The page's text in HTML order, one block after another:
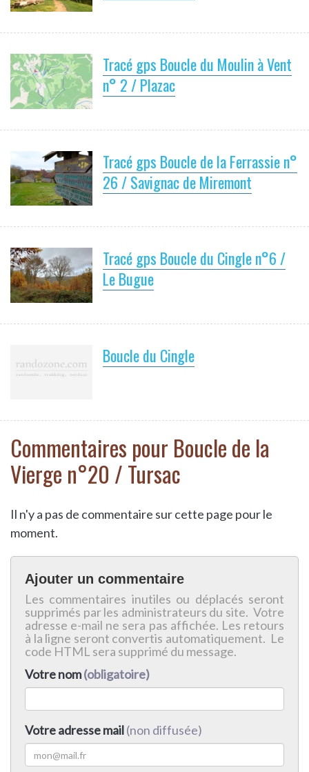
Tracé gps Boucle du Moulin à Vent
n° 2 / Plazac
Tracé gps Boucle de la Ferrassie n°
26 / Savignac de Miremont
Tracé gps Boucle du Cingle n°6 /
Le Bugue
Boucle du Cingle
Commentaires pour Boucle de la
Vierge n°20 / Tursac
Il n'y a pas de commentaire sur cette page pour le
moment.
Ajouter un commentaire
Les commentaires inutiles ou déplacés seront
supprimés par les administrateurs du site. Votre
adresse e-mail ne sera pas affichée. Les retours
à la ligne seront convertis automatiquement. Le
code HTML sera supprimé du message.
Votre nom(obligatoire)
Votre adresse mail(non diffusée)